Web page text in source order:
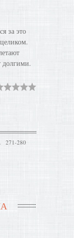
за это
долгими.
271-280